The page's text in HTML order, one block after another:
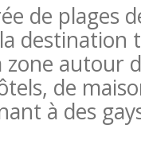
de plages
destination
zone autour
de
à des